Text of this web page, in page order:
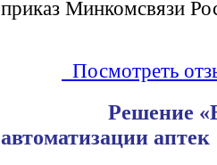
приказ Минкомсвязи
Посмотреть
Решение
автоматизации аптек